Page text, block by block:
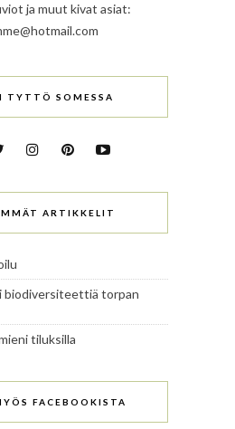
ja muut kivat asiat:
TYTTÖ SOMESSA
ARTIKKELIT
biodiversiteettiä torpan
tiluksilla
FACEBOOKISTA